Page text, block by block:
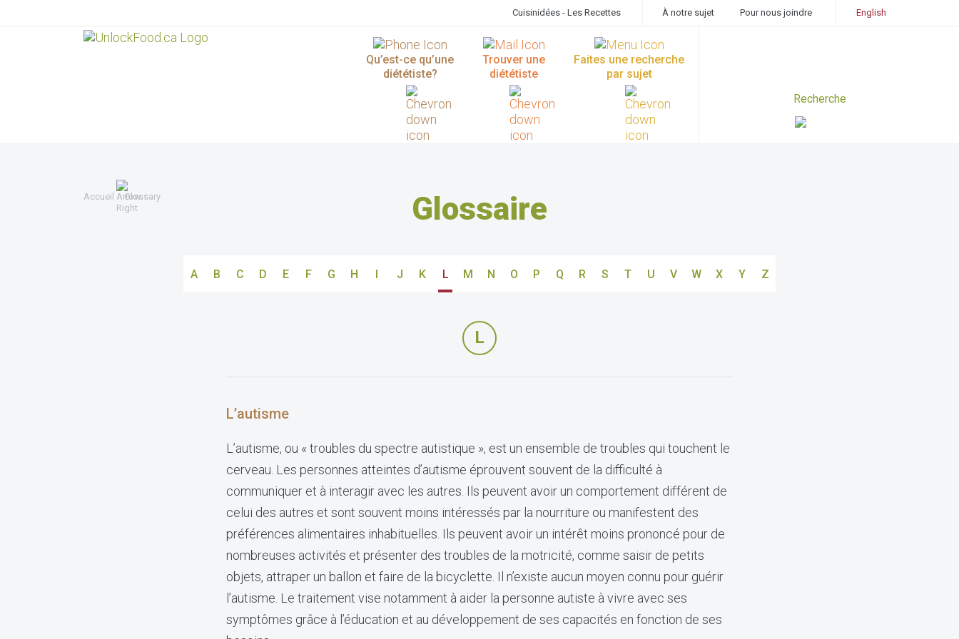
Cuisinidées - Les Recettes À notre sujet Pour nous joindre English
Qu’est-ce qu’une
diététiste?
Trouver une
diététiste
Faites une recherche
par sujet
Accueil Glossary Glossaire
A B C D E F G H I J K L M N O P Q R S T U V W X Y Z
L
L’autisme
L’autisme, ou « troubles du spectre autistique », est un ensemble de troubles qui touchent le
cerveau. Les personnes atteintes d’autisme éprouvent souvent de la difficulté à
communiquer et à interagir avec les autres. Ils peuvent avoir un comportement différent de
celui des autres et sont souvent moins intéressés par la nourriture ou manifestent des
préférences alimentaires inhabituelles. Ils peuvent avoir un intérêt moins prononcé pour de
nombreuses activités et présenter des troubles de la motricité, comme saisir de petits
objets, attraper un ballon et faire de la bicyclette. Il n’existe aucun moyen connu pour guérir
l’autisme. Le traitement vise notamment à aider la personne autiste à vivre avec ses
symptômes grâce à l’éducation et au développement de ses capacités en fonction de ses